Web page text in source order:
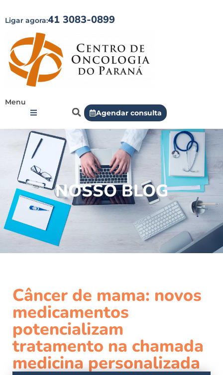
Ligar agora:41 3083-0899
Menu
Agendar consulta
NOSSO BLOG
Câncer de mama: novos
medicamentos
potencializam
tratamento na chamada
medicina personalizada